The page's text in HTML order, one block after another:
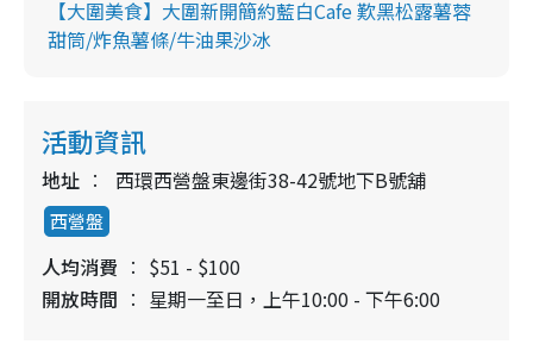
【大圍美食】大圍新開簡約藍白Cafe 歎黑松露薯蓉
甜筒/炸魚薯條/牛油果沙冰
活動資訊
地址 西環西營盤東邊街38-42號地下B號舖
西營盤
人均消費
$51 - $100
開放時間
星期一至日，上午10:00 - 下午6:00